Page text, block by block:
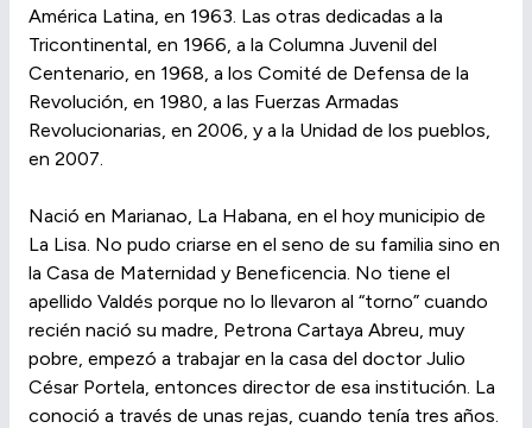
América Latina, en 1963. Las otras dedicadas a la
Tricontinental, en 1966, a la Columna Juvenil del
Centenario, en 1968, a los Comité de Defensa de la
Revolución, en 1980, a las Fuerzas Armadas
Revolucionarias, en 2006, y a la Unidad de los pueblos,
en 2007.
Nació en Marianao, La Habana, en el hoy municipio de
La Lisa. No pudo criarse en el seno de su familia sino en
la Casa de Maternidad y Beneficencia. No tiene el
apellido Valdés porque no lo llevaron al “torno” cuando
recién nació su madre, Petrona Cartaya Abreu, muy
pobre, empezó a trabajar en la casa del doctor Julio
César Portela, entonces director de esa institución. La
conoció a través de unas rejas, cuando tenía tres años.